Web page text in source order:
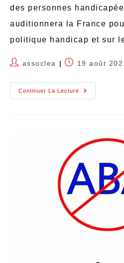
des personnes
auditionnera la France
politique handicap et sur
assoclea 19 août
Continuer La Lecture